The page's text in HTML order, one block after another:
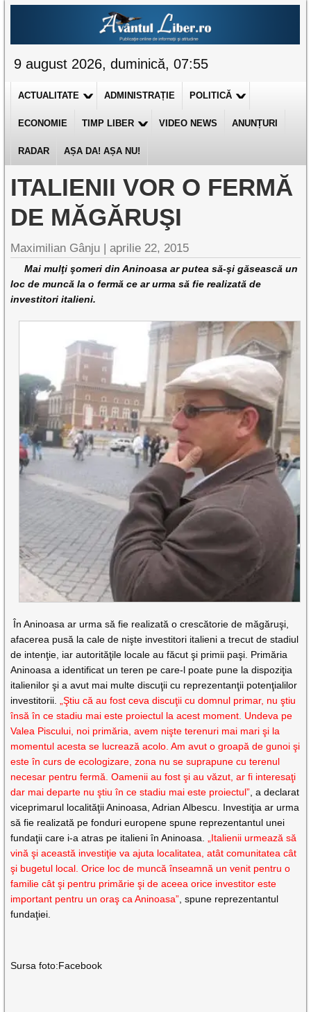
9 august 2026, duminică, 07:55
ACTUALITATE ADMINISTRAȚIE POLITICĂ
ECONOMIE TIMP LIBER VIDEO NEWS ANUNȚURI
RADAR AȘA DA! AȘA NU!
ITALIENII VOR O FERMĂ
DE MĂGĂRUŞI
Maximilian Gânju |aprilie 22, 2015
Mai mulţi şomeri din Aninoasa ar putea să-şi găsească un
loc de muncă la o fermă ce ar urma să fie realizată de
investitori italieni.
În Aninoasa ar urma să fie realizată o crescătorie de măgăruşi,
afacerea pusă la cale de nişte investitori italieni a trecut de stadiul
de intenţie, iar autorităţile locale au făcut şi primii paşi. Primăria
Aninoasa a identificat un teren pe care-l poate pune la dispoziţia
italienilor şi a avut mai multe discuţii cu reprezentanţii potenţialilor
investitorii.
„Ştiu că au fost ceva discuţii cu domnul primar, nu ştiu
însă în ce stadiu mai este proiectul la acest moment. Undeva pe
Valea Piscului, noi primăria, avem nişte terenuri mai mari şi la
momentul acesta se lucrează acolo. Am avut o groapă de gunoi şi
este în curs de ecologizare, zona nu se suprapune cu terenul
necesar pentru fermă. Oamenii au fost şi au văzut, ar fi interesaţi
dar mai departe nu ştiu în ce stadiu mai este proiectul” , a declarat
viceprimarul localităţii Aninoasa, Adrian Albescu. Investiţia ar urma
să fie realizată pe fonduri europene spune reprezentantul unei
fundaţii care i-a atras pe italieni în Aninoasa.
„Italienii urmează să
vină şi această investiţie va ajuta localitatea, atât comunitatea cât
şi bugetul local. Orice loc de muncă înseamnă un venit pentru o
familie cât şi pentru primărie şi de aceea orice investitor este
important pentru un oraş ca Aninoasa” , spune reprezentantul
fundaţiei.
Sursa foto:Facebook